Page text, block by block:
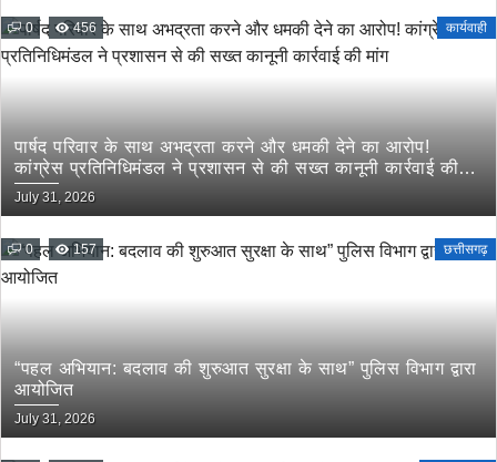
0 456 कार्यवाही
पार्षद परिवार के साथ अभद्रता करने और धमकी देने का आरोप!
कांग्रेस प्रतिनिधिमंडल ने प्रशासन से की सख्त कानूनी कार्रवाई की
मांग
July 31, 2026
0 157 छत्तीसगढ़
“पहल अभियान: बदलाव की शुरुआत सुरक्षा के साथ” पुलिस विभाग द्वारा
आयोजित
July 31, 2026